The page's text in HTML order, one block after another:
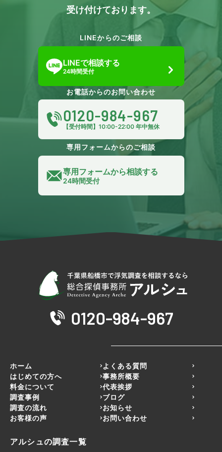
受け付けております。
LINEからのご相談
LINEで相談する
24時間受付
お電話からのお問い合わせ
0120-984-967
【受付時間】10:00-22:00 年中無休
専用フォームからのご相談
専用フォームから相談する
24時間受付
0120-984-967
ホーム
はじめての方へ
料金について
調査事例
調査の流れ
お客様の声
よくある質問
事務所概要
代表挨拶
ブログ
お知らせ
お問い合わせ
アルシュの調査一覧